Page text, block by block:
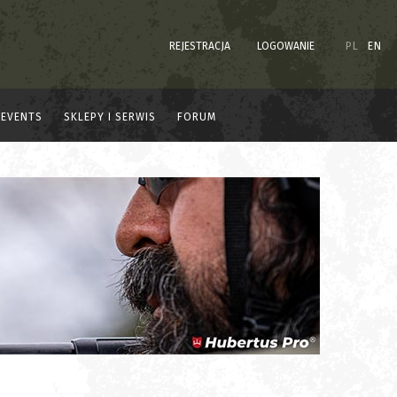
REJESTRACJA LOGOWANIE PL EN
EVENTS SKLEPY I SERWIS FORUM